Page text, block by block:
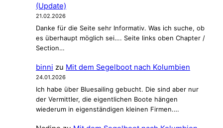
(Update)
21.02.2026
Danke für die Seite sehr Informativ. Was ich suche, ob
es überhaupt möglich sei…. Seite links oben Chapter /
Section…
binni zu Mit dem Segelboot nach Kolumbien
24.01.2026
Ich habe über Bluesailing gebucht. Die sind aber nur
der Vermittler, die eigentlichen Boote hängen
wiederum in eigenständigen kleinen Firmen.…